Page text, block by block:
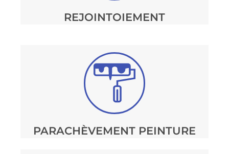
REJOINTOIEMENT
PARACHÈVEMENT PEINTURE